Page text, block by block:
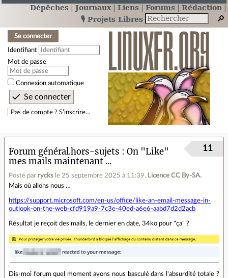
Dépêches Journaux Liens Forums
Rédaction
🎙️ Projets Libres
Se connecter
Identifiant
Mot de passe
Connexion automatique
Pas de compte ? S’inscrire…
Forum général.hors-sujets
On "Like"
mes mails maintenant ...
Posté par rycks le 25 septembre 2025 à 11:39. Licence CC By‑SA.
11
Mais où allons nous …
https://support.microsoft.com/en-us/office/like-an-email-message-in-
outlook-on-the-web-cfd919a9-7c3e-40ed-a6e6-aabd7d2d2acb
Résultat je reçoit des mails, le dernier en date, 34ko pour "ça" ?
Dis-moi forum quel moment avons nous basculé dans l'absurdité totale ?